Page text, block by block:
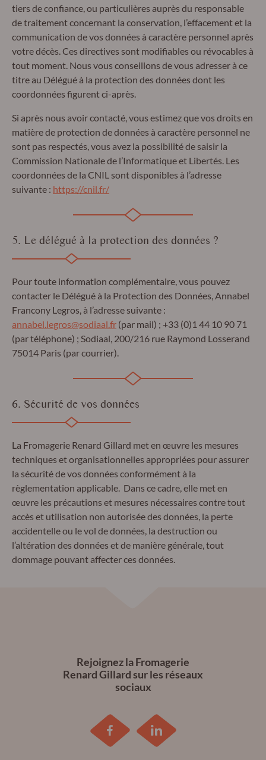
tiers de confiance, ou particulières auprès du responsable
de traitement concernant la conservation, l’effacement et la
communication de vos données à caractère personnel après
votre décès. Ces directives sont modifiables ou révocables à
tout moment. Nous vous conseillons de vous adresser à ce
titre au Délégué à la protection des données dont les
coordonnées figurent ci-après.
Si après nous avoir contacté, vous estimez que vos droits en
matière de protection de données à caractère personnel ne
sont pas respectés, vous avez la possibilité de saisir la
Commission Nationale de l’Informatique et Libertés. Les
coordonnées de la CNIL sont disponibles à l’adresse
suivante : https://cnil.fr/
5. Le délégué à la protection des données ?
Pour toute information complémentaire, vous pouvez
contacter le Délégué à la Protection des Données, Annabel
Francony Legros, à l’adresse suivante :
annabel.legros@sodiaal.fr (par mail) ; +33 (0)1 44 10 90 71
(par téléphone) ; Sodiaal, 200/216 rue Raymond Losserand
75014 Paris (par courrier).
6. Sécurité de vos données
La Fromagerie Renard Gillard met en œuvre les mesures
techniques et organisationnelles appropriées pour assurer
la sécurité de vos données conformément à la
règlementation applicable. Dans ce cadre, elle met en
œuvre les précautions et mesures nécessaires contre tout
accès et utilisation non autorisée des données, la perte
accidentelle ou le vol de données, la destruction ou
l’altération des données et de manière générale, tout
dommage pouvant affecter ces données.
Rejoignez la Fromagerie
Renard Gillard sur les réseaux
sociaux
Retrouvez Retrouvez